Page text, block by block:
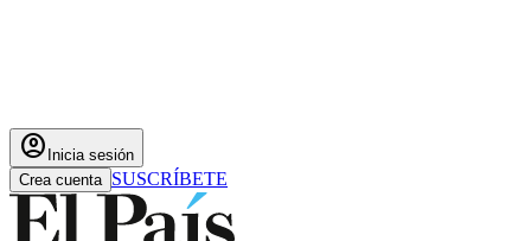
account_circle Inicia sesión
Crea cuenta SUSCRÍBETE